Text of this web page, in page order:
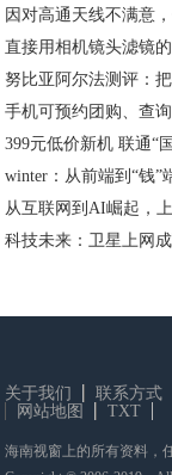
因对高通天线不满意
直接用相机镜头滤镜
努比亚阿尔法测评：
手机可预约团购、查
399元低价新机 联通“
winter：从前端到“钱”
从互联网到AI崛起，
科技未来：卫星上网
关于我们 联系方式
网站地图
TXT
海南视窗上的所有资料，